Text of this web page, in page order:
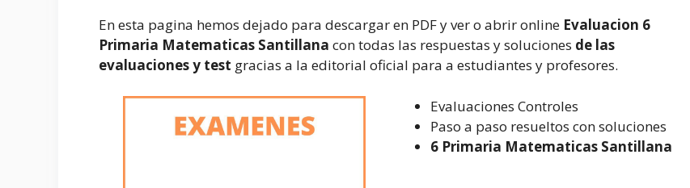
En esta pagina hemos dejado para descargar en PDF y ver o abrir online Evaluacion 6
Primaria Matematicas Santillana con todas las respuestas y soluciones de las
evaluaciones y test gracias a la editorial oficial para a estudiantes y profesores.
Evaluaciones Controles
Paso a paso resueltos con soluciones
6 Primaria Matematicas Santillana